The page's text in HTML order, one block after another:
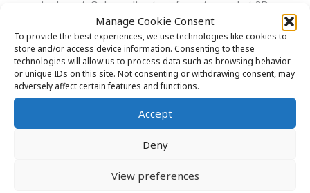
Manage Cookie Consent
To provide the best experiences, we use technologies like cookies to
store and/or access device information. Consenting to these
technologies will allow us to process data such as browsing behavior
or unique IDs on this site. Not consenting or withdrawing consent, may
adversely affect certain features and functions.
Accept
Deny
View preferences
toekomst. Ook wordt extra informatie aan het 3D
model toegevoegd waardoor allerlei berekeningen vanuit
het model gemaakt kunnen worden.
Bonus: Het 4D-plan kan ook optimaal worden gebruikt
voor een verhuis- of huisvestingsplan, waardoor
onnodige extra kosten worden bespaard. Dit resulteert
in een steeds flexibeler, modulair ontwerp en modulaire
volledige interview over 4D laboratorium ontwerp en